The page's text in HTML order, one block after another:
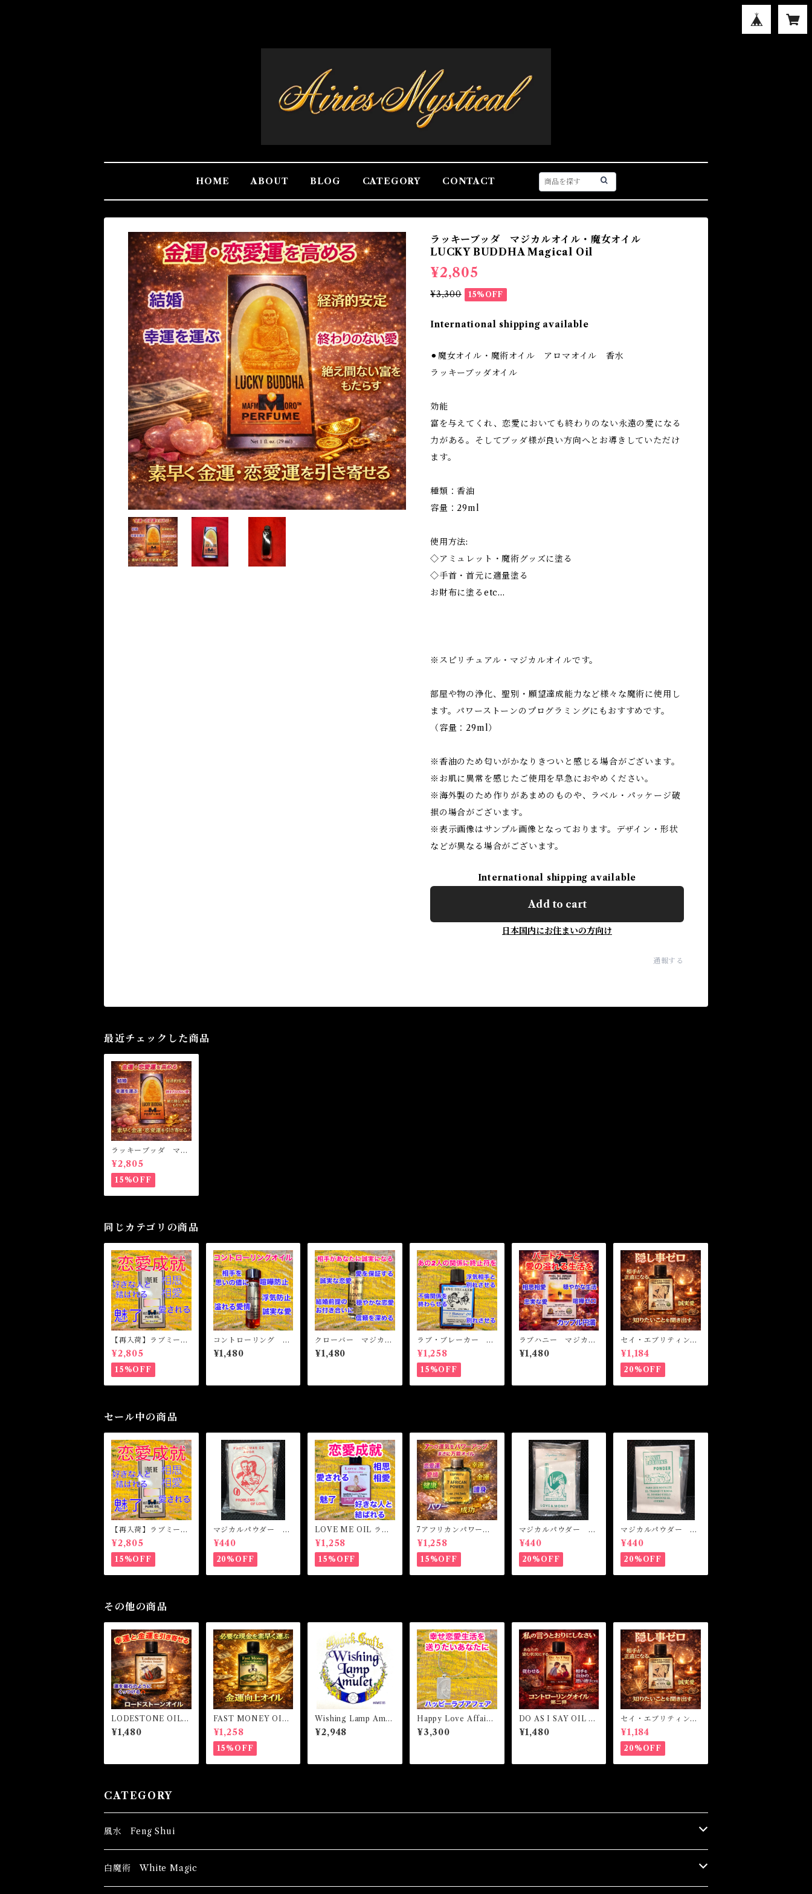
HOME ABOUT BLOG CATEGORY CONTACT
ラッキーブッダ マジカルオイル・魔女オイル
LUCKY BUDDHA Magical Oil
¥2,805
¥3,300 15%OFF
International shipping available
⚫︎魔女オイル・魔術オイル アロマオイル 香水
ラッキーブッダオイル
効能
富を与えてくれ、恋愛においても終わりのない永遠の愛になる
力がある。そしてブッダ様が良い方向へとお導きしていただけ
ます。
種類：香油
容量：29ml
使用方法:
◇アミュレット・魔術グッズに塗る
◇手首・首元に適量塗る
お財布に塗るetc…
※スピリチュアル・マジカルオイルです。
部屋や物の浄化、聖別・願望達成能力など様々な魔術に使用し
ます。パワーストーンのプログラミングにもおすすめです。
（容量：29ml）
※香油のため匂いがかなりきついと感じる場合がございます。
※お肌に異常を感じたご使用を早急におやめください。
※海外製のため作りがあまめのものや、ラベル・パッケージ破
損の場合がございます。
※表示画像はサンプル画像となっております。デザイン・形状
などが異なる場合がございます。
International shipping available
Add to cart
日本国内にお住まいの方向け
通報する
最近チェックした商品
ラッキーブッダ マジ
カルオイル・魔女オイ
ル LUCKY BUDD
HA Magical Oil
¥2,805
15%OFF
同じカテゴリの商品
【再入荷】ラブミー
マジカルオイル・魔女
オイル Love Me M
agical Oil
¥2,805
15%OFF
コントローリング マ
ジカルオイル・魔女オ
イル Controlling M
¥1,480
クローバー マジカル
オイル・魔女 CLO
VER Magical Oil
¥1,480
ラブ・ブレーカー マ
ジカルオイル・魔女オ
イル LOVE BREAK
ER Magicak Oil
¥1,258
15%OFF
ラブハニー マジカル
オイル・魔女オイル
LOVE HONEY Magi
¥1,480
セイ・エブリティン
グ マジカルオイル・
魔女オイル SAY EV
ERYTHING Magical
Oil
¥1,184
20%OFF
セール中の商品
【再入荷】ラブミー
マジカルオイル・魔女
オイル Love Me M
agical Oil
¥2,805
15%OFF
マジカルパウダー 恋
のトラブル Magical
Powder PROBLEM
OF LOVE
¥440
20%OFF
LOVE ME OIL ラブ
ミーオイル -相思相
愛・愛される-
¥1,258
15%OFF
7アフリカンパワー
マジカルオイル・魔女
オイル 7AFRICAN
POWERS Magical O
il
¥1,258
15%OFF
マジカルパウダー ラ
ブ&マネー Magical
Powder LOVE&MO
NEY
¥440
20%OFF
マジカルパウダー マ
ネードローイング M
agical Powder MO
NEY DRAWING
¥440
20%OFF
その他の商品
LODESTONE OIL
ロードストーンオイ
ル-磁石のようにほし
¥1,480
FAST MONEY OIL
ファストマネーオイル
¥1,258
15%OFF
Wishing Lamp Amul
et ウィッシングランプ
アミュレット 白魔術
¥2,948
Happy Love Affair
ハッピーラブアフェ
ア 白魔術アミュレッ
¥3,300
DO AS I SAY OIL -
私の言う通りにしなさ
い-
¥1,480
セイ・エブリティン
グ マジカルオイル・
魔女オイル SAY EV
ERYTHING Magical
Oil
¥1,184
20%OFF
CATEGORY
風水 Feng Shui
ブッダ Buddha
白魔術 White Magic